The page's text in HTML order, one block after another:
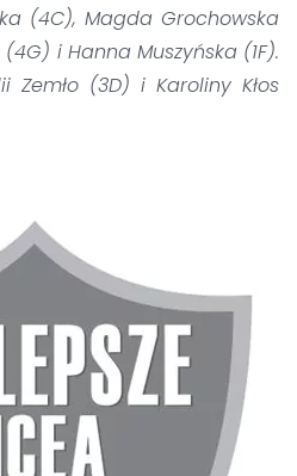
(4C), Magda Grochowska
i Hanna Muszyńska (1F).
(3D) i Karoliny Kłos